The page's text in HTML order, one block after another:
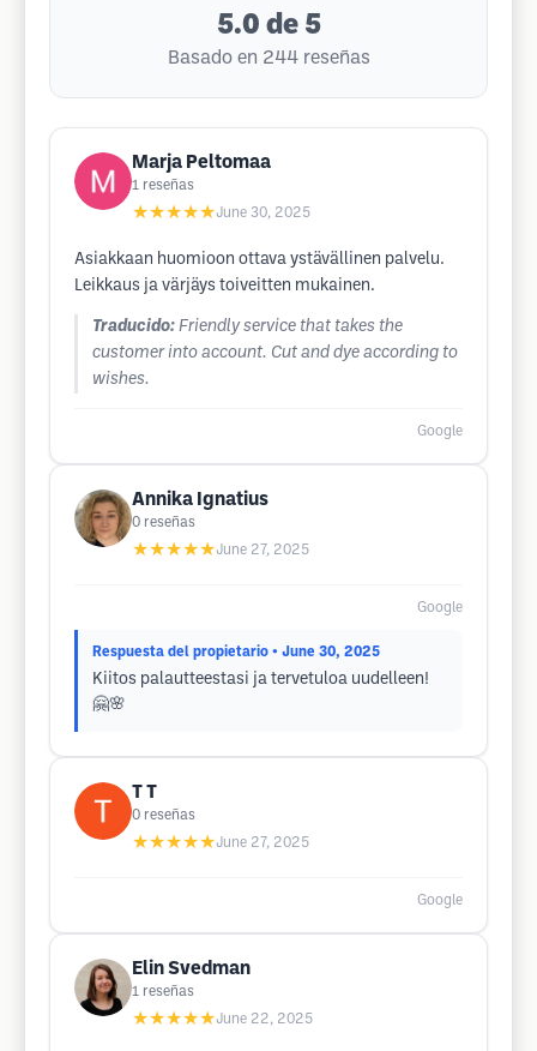
5.0 de 5
Basado en 244 reseñas
Marja Peltomaa
1 reseñas
★★★★★June 30, 2025
Asiakkaan huomioon ottava ystävällinen palvelu.
Leikkaus ja värjäys toiveitten mukainen.
Traducido: Friendly service that takes the
customer into account. Cut and dye according to
wishes.
Google
Annika Ignatius
0 reseñas
★★★★★June 27, 2025
Google
Respuesta del propietario • June 30, 2025
Kiitos palautteestasi ja tervetuloa uudelleen!
🤗🌸
T T
0 reseñas
★★★★★June 27, 2025
Google
Elin Svedman
1 reseñas
★★★★★June 22, 2025